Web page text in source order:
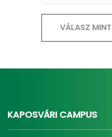
VÁLASZ
KAPOSVÁRI CAMPUS